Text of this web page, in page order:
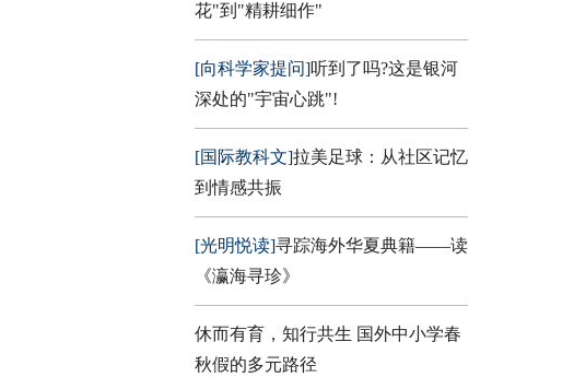
花"到"精耕细作"
[向科学家提问]听到了吗?这是银河
深处的"宇宙心跳"!
[国际教科文]拉美足球：从社区记忆
到情感共振
[光明悦读]寻踪海外华夏典籍——读
《瀛海寻珍》
休而有育，知行共生 国外中小学春
秋假的多元路径